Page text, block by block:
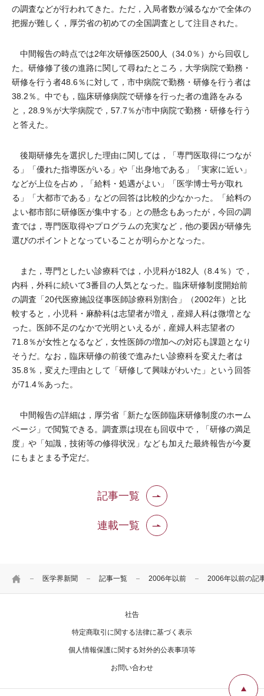
HOME 医学界新聞 記事一覧 2006年以前 2006年以前の記
の調査などが行われてきた。ただ，入局者数が減るなかで全体の
把握が難しく，厚労省の初めての全国調査として注目された。
中間報告の時点では2年次研修医2500人（34.0％）から回収し
た。研修修了後の進路に関して尋ねたところ，大学病院で勤務・
研修を行う者48.6％に対して，市中病院で勤務・研修を行う者は
38.2％。中でも，臨床研修病院で研修を行った者の進路をみる
と，28.9％が大学病院で，57.7％が市中病院で勤務・研修を行う
と答えた。
後期研修先を選択した理由に関しては，「専門医取得につなが
る」「優れた指導医がいる」や「出身地である」「実家に近い」
などが上位を占め，「給料・処遇がよい」「医学博士号が取れ
る」「大都市である」などの回答は比較的少なかった。「給料の
よい都市部に研修医が集中する」との懸念もあったが，今回の調
査では，専門医取得やプログラムの充実など，他の要因が研修先
選びのポイントとなっていることが明らかとなった。
また，専門としたい診療科では，小児科が182人（8.4％）で，
内科，外科に続いて3番目の人気となった。臨床研修制度開始前
の調査「20代医療施設従事医師診療科別割合」（2002年）と比
較すると，小児科・麻酔科は志望者が増え，産婦人科は微増とな
った。医師不足のなかで光明といえるが，産婦人科志望者の
71.8％が女性となるなど，女性医師の増加への対応も課題となり
そうだ。なお，臨床研修の前後で進みたい診療科を変えた者は
35.8％，変えた理由として「研修して興味がわいた」という回答
が71.4％あった。
中間報告の詳細は，厚労省「新たな医師臨床研修制度のホーム
ページ」で閲覧できる。調査票は現在も回収中で，「研修の満足
度」や「知識，技術等の修得状況」なども加えた最終報告が今夏
にもまとまる予定だ。
記事一覧
連載一覧
社告
特定商取引に関する法律に基づく表示
個人情報保護に関する対外的公表事項等
お問い合わせ